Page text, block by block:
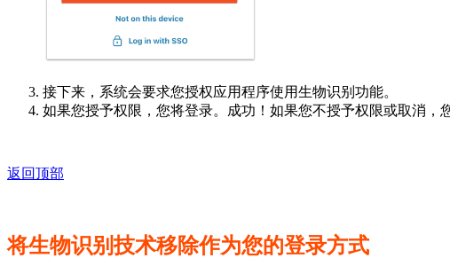
接下来，系统会要求您授权应用程序使用生物识别功能。
如果您授予权限，您将登录。成功！如果您不授予权限或取消
返回顶部
将生物识别技术移除作为您的登录方式